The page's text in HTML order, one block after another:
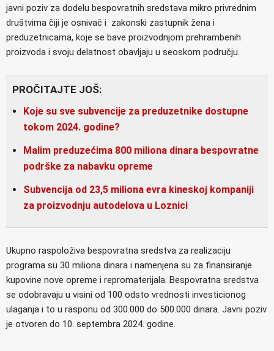
javni poziv za dodelu bespovratnih sredstava mikro privrednim
društvima čiji je osnivač i zakonski zastupnik žena i
preduzetnicama, koje se bave proizvodnjom prehrambenih
proizvoda i svoju delatnost obavljaju u seoskom području.
PROČITAJTE JOŠ:
Koje su sve subvencije za preduzetnike dostupne
tokom 2024. godine?
Malim preduzećima 800 miliona dinara bespovratne
podrške za nabavku opreme
Subvencija od 23,5 miliona evra kineskoj kompaniji
za proizvodnju autodelova u Loznici
Ukupno raspoloživa bespovratna sredstva za realizaciju
programa su 30 miliona dinara i namenjena su za finansiranje
kupovine nove opreme i repromaterijala. Bespovratna sredstva
se odobravaju u visini od 100 odsto vrednosti investicionog
ulaganja i to u rasponu od 300.000 do 500.000 dinara. Javni poziv
je otvoren do 10. septembra 2024. godine.